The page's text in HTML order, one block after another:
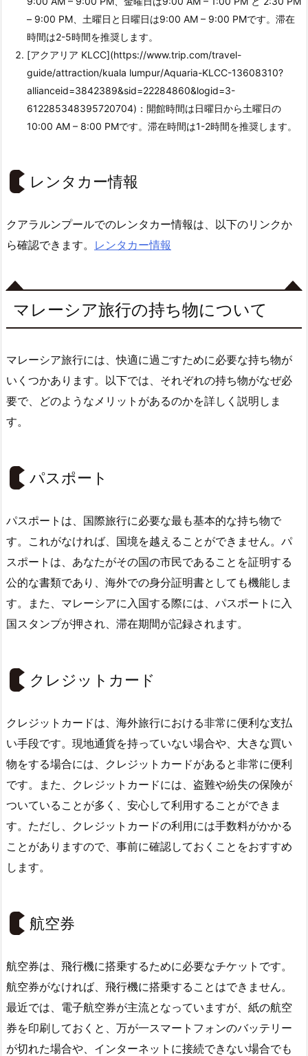
– 9:00 PM、土曜日と日曜日は9:00 AM – 9:00 PMです。滞在
時間は2-5時間を推奨します。
[アクアリア KLCC](https://www.trip.com/travel-
guide/attraction/kuala lumpur/Aquaria-KLCC-13608310?
allianceid=3842389&sid=22284860&logid=3-
612285348395720704)：開館時間は日曜日から土曜日の
10:00 AM – 8:00 PMです。滞在時間は1-2時間を推奨します。
レンタカー情報
クアラルンプールでのレンタカー情報は、以下のリンクか
ら確認できます。 レンタカー情報
マレーシア旅行の持ち物について
マレーシア旅行には、快適に過ごすために必要な持ち物が
いくつかあります。以下では、それぞれの持ち物がなぜ必
要で、どのようなメリットがあるのかを詳しく説明しま
す。
パスポート
パスポートは、国際旅行に必要な最も基本的な持ち物で
す。これがなければ、国境を越えることができません。パ
スポートは、あなたがその国の市民であることを証明する
公的な書類であり、海外での身分証明書としても機能しま
す。また、マレーシアに入国する際には、パスポートに入
国スタンプが押され、滞在期間が記録されます。
クレジットカード
クレジットカードは、海外旅行における非常に便利な支払
い手段です。現地通貨を持っていない場合や、大きな買い
物をする場合には、クレジットカードがあると非常に便利
です。また、クレジットカードには、盗難や紛失の保険が
ついていることが多く、安心して利用することができま
す。ただし、クレジットカードの利用には手数料がかかる
ことがありますので、事前に確認しておくことをおすすめ
します。
航空券
航空券は、飛行機に搭乗するために必要なチケットです。
航空券がなければ、飛行機に搭乗することはできません。
最近では、電子航空券が主流となっていますが、紙の航空
券を印刷しておくと、万が一スマートフォンのバッテリー
が切れた場合や、インターネットに接続できない場合でも